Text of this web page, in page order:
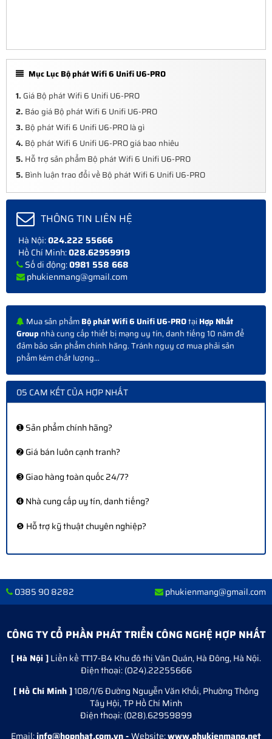
Mục Lục Bộ phát Wifi 6 Unifi U6-PRO
1. Giá Bộ phát Wifi 6 Unifi U6-PRO
2. Báo giá Bộ phát Wifi 6 Unifi U6-PRO
3. Bộ phát Wifi 6 Unifi U6-PRO là gì
4. Bộ phát Wifi 6 Unifi U6-PRO giá bao nhiêu
5. Hỗ trợ sản phẩm Bộ phát Wifi 6 Unifi U6-PRO
5. Bình luận trao đổi về Bộ phát Wifi 6 Unifi U6-PRO
THÔNG TIN LIÊN HỆ
Hà Nội:024.222 55666
Hồ Chí Minh:028.62959919
Số di động:0981 558 668
phukienmang@gmail.com
Mua sản phẩmBộ phát Wifi 6 Unifi U6-PROtạiHợp Nhất
Group nhà cung cấp thiết bị mạng uy tín, danh tiếng 10 năm để
đảm bảo sản phẩm chính hãng. Tránh nguy cơ mua phải sản
phẩm kém chất lượng...
05 CAM KẾT CỦA HỢP NHẤT
➊ Sản phẩm chính hãng?
➋ Giá bán luôn cạnh tranh?
➌ Giao hàng toàn quốc 24/7?
➍ Nhà cung cấp uy tín, danh tiếng?
❺ Hỗ trợ kỹ thuật chuyên nghiệp?
0385 90 8282 phukienmang@gmail.com
CÔNG TY CỔ PHẦN PHÁT TRIỂN CÔNG NGHỆ HỢP NHẤT
[ Hà Nội ]Liền kề TT17-B4 Khu đô thị Văn Quán, Hà Đông, Hà Nội.
Điện thoại: (O24).22255666
[ Hồ Chí Minh ]108/1/6 Đường Nguyễn Văn Khối, Phường Thông
Tây Hội, TP Hồ Chí Minh
Điện thoại: (028).62959899
Email:info@hopnhat.com.vn -Website:www.phukienmang.net